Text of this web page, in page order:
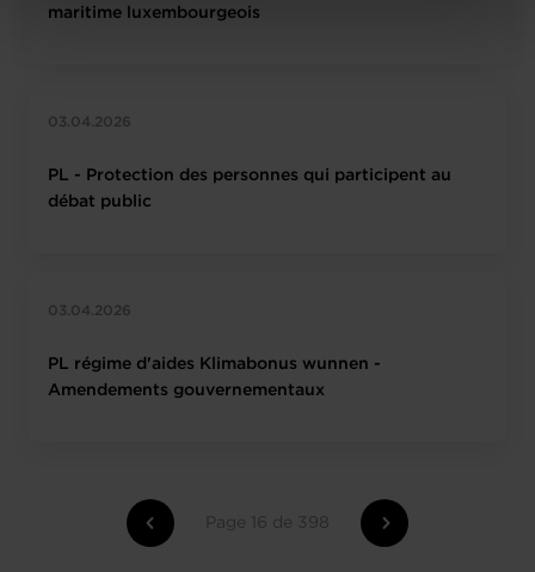
maritime luxembourgeois
03.04.2026
PL - Protection des personnes qui participent au
débat public
03.04.2026
PL régime d'aides Klimabonus wunnen -
Amendements gouvernementaux
Page 16 de 398